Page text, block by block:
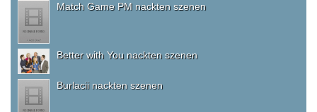
Match Game PM nackten szenen
Better with You nackten szenen
Burlacii nackten szenen